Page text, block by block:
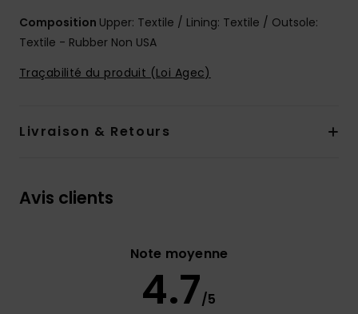
Composition Upper: Textile / Lining: Textile / Outsole:
Textile - Rubber Non USA
Traçabilité du produit (Loi Agec)
Livraison & Retours
Avis clients
Note moyenne
4.7/5